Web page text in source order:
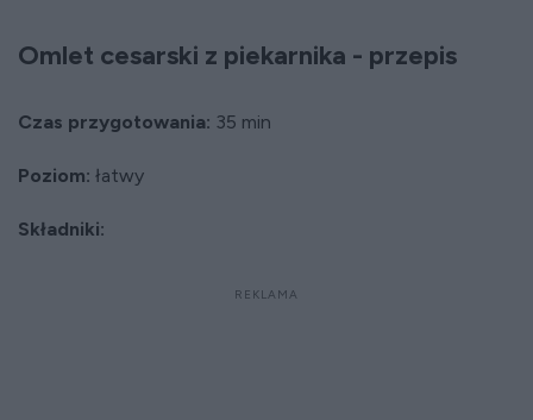
Omlet cesarski z piekarnika - przepis
Czas przygotowania: 35 min
Poziom: łatwy
Składniki: